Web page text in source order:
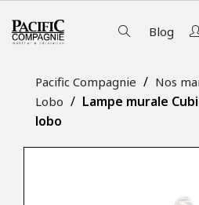
Blog
Pacific Compagnie Nos
Lobo
Lampe murale
lobo